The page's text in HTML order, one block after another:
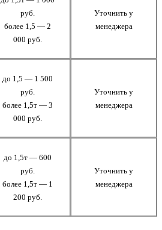
руб.
более 1,5 — 2
000 руб.
Уточнить у
менеджера
до 1,5 — 1 500
руб.
более 1,5т — 3
000 руб.
Уточнить у
менеджера
до 1,5т — 600
руб.
более 1,5т — 1
200 руб.
Уточнить у
менеджера